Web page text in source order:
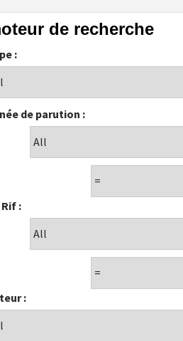
de recherche
:
de parution :
Rif :
: